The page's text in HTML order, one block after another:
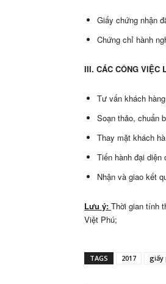
Giấy chứng nhận
Chứng chỉ hành
III. CÁC CÔNG VIỆC
Tư vấn khách
Soạn thảo, chuẩn
Thay mặt khách
Tiến hành đại
Nhận và giao kết
Lưu ý: Thời gian tính
Việt Phú;
TAGS 2017 giấy